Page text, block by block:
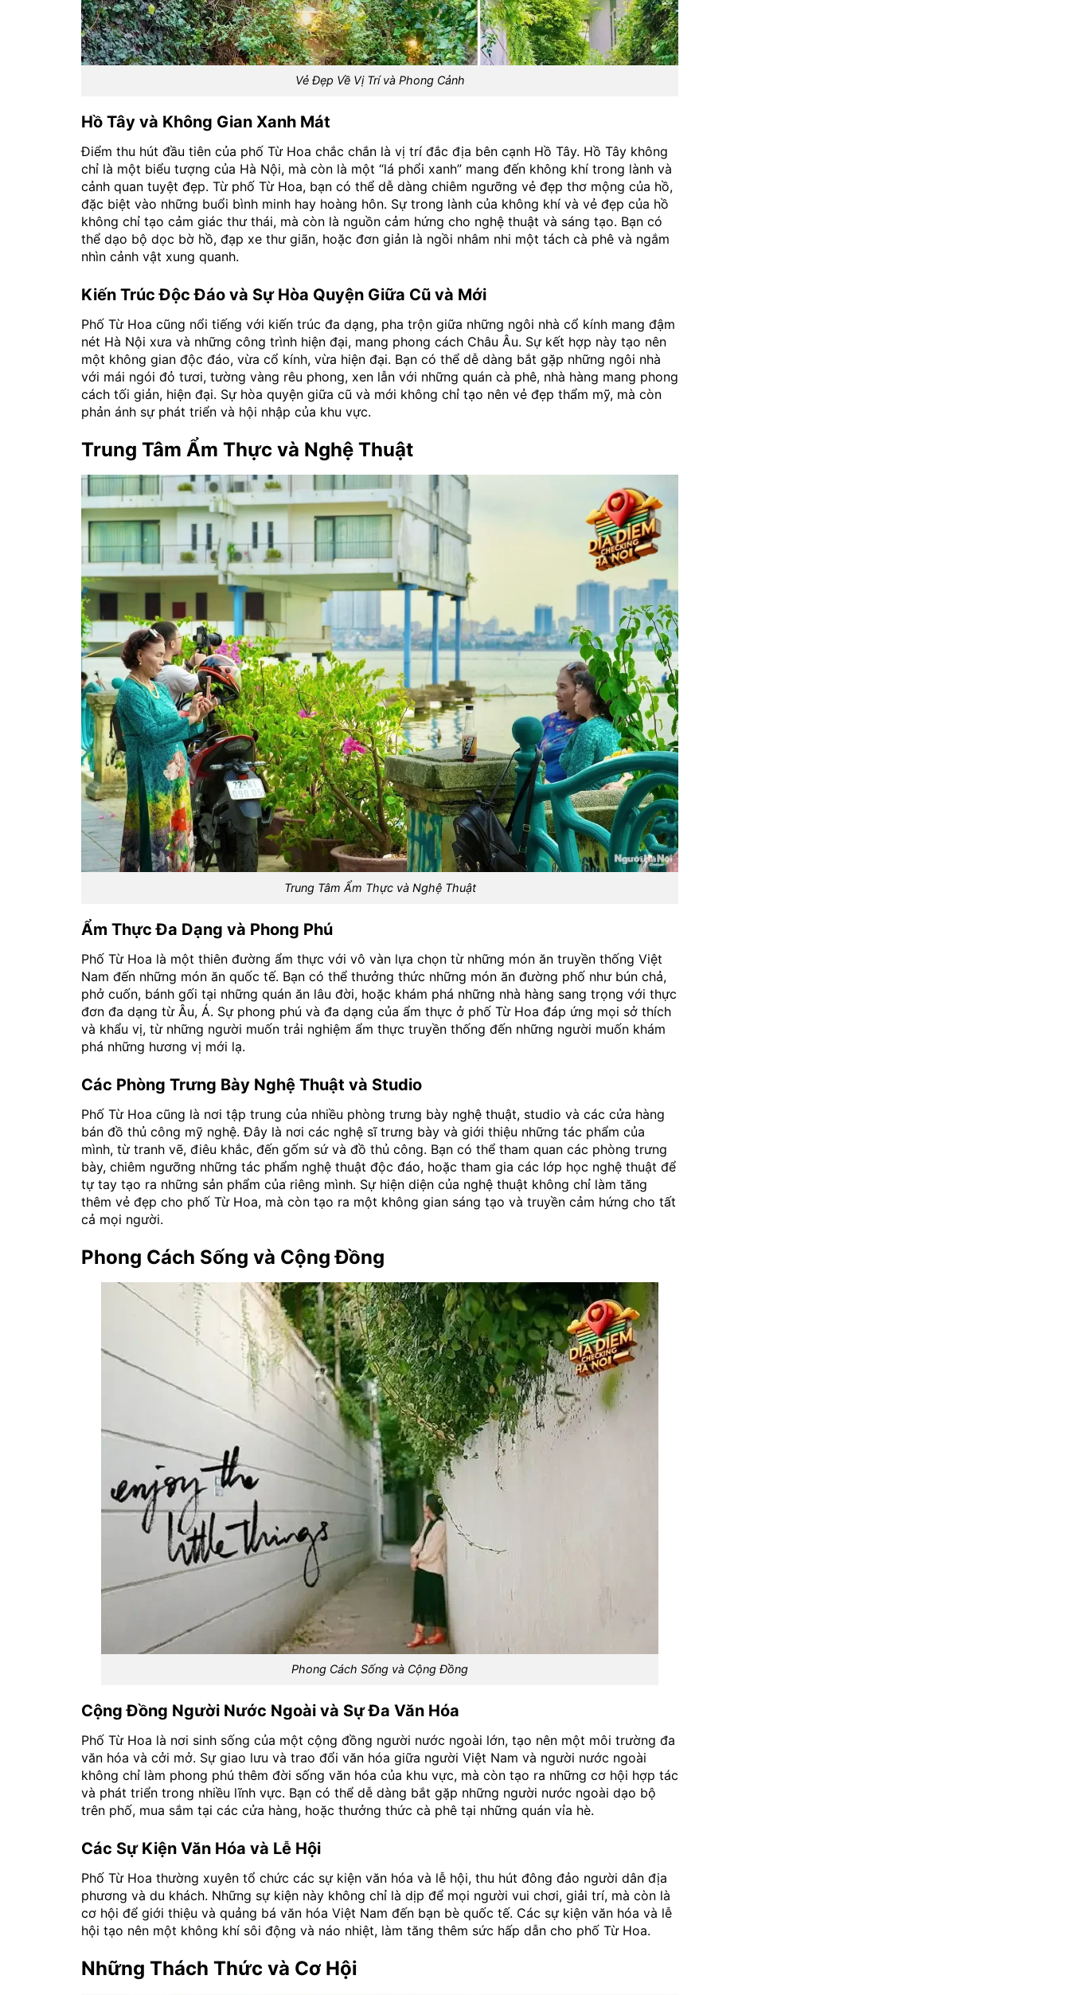
Vẻ Đẹp Về Vị Trí và Phong Cảnh
Hồ Tây và Không Gian Xanh Mát
Điểm thu hút đầu tiên của phố Từ Hoa chắc chắn là vị trí đắc địa bên cạnh Hồ Tây. Hồ Tây không
chỉ là một biểu tượng của Hà Nội, mà còn là một “lá phổi xanh” mang đến không khí trong lành và
cảnh quan tuyệt đẹp. Từ phố Từ Hoa, bạn có thể dễ dàng chiêm ngưỡng vẻ đẹp thơ mộng của hồ,
đặc biệt vào những buổi bình minh hay hoàng hôn. Sự trong lành của không khí và vẻ đẹp của hồ
không chỉ tạo cảm giác thư thái, mà còn là nguồn cảm hứng cho nghệ thuật và sáng tạo. Bạn có
thể dạo bộ dọc bờ hồ, đạp xe thư giãn, hoặc đơn giản là ngồi nhâm nhi một tách cà phê và ngắm
nhìn cảnh vật xung quanh.
Kiến Trúc Độc Đáo và Sự Hòa Quyện Giữa Cũ và Mới
Phố Từ Hoa cũng nổi tiếng với kiến trúc đa dạng, pha trộn giữa những ngôi nhà cổ kính mang đậm
nét Hà Nội xưa và những công trình hiện đại, mang phong cách Châu Âu. Sự kết hợp này tạo nên
một không gian độc đáo, vừa cổ kính, vừa hiện đại. Bạn có thể dễ dàng bắt gặp những ngôi nhà
với mái ngói đỏ tươi, tường vàng rêu phong, xen lẫn với những quán cà phê, nhà hàng mang phong
cách tối giản, hiện đại. Sự hòa quyện giữa cũ và mới không chỉ tạo nên vẻ đẹp thẩm mỹ, mà còn
phản ánh sự phát triển và hội nhập của khu vực.
Trung Tâm Ẩm Thực và Nghệ Thuật
Trung Tâm Ẩm Thực và Nghệ Thuật
Ẩm Thực Đa Dạng và Phong Phú
Phố Từ Hoa là một thiên đường ẩm thực với vô vàn lựa chọn từ những món ăn truyền thống Việt
Nam đến những món ăn quốc tế. Bạn có thể thưởng thức những món ăn đường phố như bún chả,
phở cuốn, bánh gối tại những quán ăn lâu đời, hoặc khám phá những nhà hàng sang trọng với thực
đơn đa dạng từ Âu, Á. Sự phong phú và đa dạng của ẩm thực ở phố Từ Hoa đáp ứng mọi sở thích
và khẩu vị, từ những người muốn trải nghiệm ẩm thực truyền thống đến những người muốn khám
phá những hương vị mới lạ.
Các Phòng Trưng Bày Nghệ Thuật và Studio
Phố Từ Hoa cũng là nơi tập trung của nhiều phòng trưng bày nghệ thuật, studio và các cửa hàng
bán đồ thủ công mỹ nghệ. Đây là nơi các nghệ sĩ trưng bày và giới thiệu những tác phẩm của
mình, từ tranh vẽ, điêu khắc, đến gốm sứ và đồ thủ công. Bạn có thể tham quan các phòng trưng
bày, chiêm ngưỡng những tác phẩm nghệ thuật độc đáo, hoặc tham gia các lớp học nghệ thuật để
tự tay tạo ra những sản phẩm của riêng mình. Sự hiện diện của nghệ thuật không chỉ làm tăng
thêm vẻ đẹp cho phố Từ Hoa, mà còn tạo ra một không gian sáng tạo và truyền cảm hứng cho tất
cả mọi người.
Phong Cách Sống và Cộng Đồng
Phong Cách Sống và Cộng Đồng
Cộng Đồng Người Nước Ngoài và Sự Đa Văn Hóa
Phố Từ Hoa là nơi sinh sống của một cộng đồng người nước ngoài lớn, tạo nên một môi trường đa
văn hóa và cởi mở. Sự giao lưu và trao đổi văn hóa giữa người Việt Nam và người nước ngoài
không chỉ làm phong phú thêm đời sống văn hóa của khu vực, mà còn tạo ra những cơ hội hợp tác
và phát triển trong nhiều lĩnh vực. Bạn có thể dễ dàng bắt gặp những người nước ngoài dạo bộ
trên phố, mua sắm tại các cửa hàng, hoặc thưởng thức cà phê tại những quán vỉa hè.
Các Sự Kiện Văn Hóa và Lễ Hội
Phố Từ Hoa thường xuyên tổ chức các sự kiện văn hóa và lễ hội, thu hút đông đảo người dân địa
phương và du khách. Những sự kiện này không chỉ là dịp để mọi người vui chơi, giải trí, mà còn là
cơ hội để giới thiệu và quảng bá văn hóa Việt Nam đến bạn bè quốc tế. Các sự kiện văn hóa và lễ
hội tạo nên một không khí sôi động và náo nhiệt, làm tăng thêm sức hấp dẫn cho phố Từ Hoa.
Những Thách Thức và Cơ Hội